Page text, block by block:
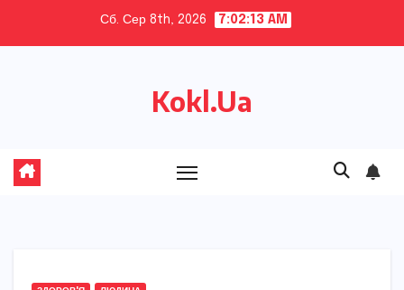
Сб. Сер 8th, 2026 7:02:15 AM
Kokl.Ua